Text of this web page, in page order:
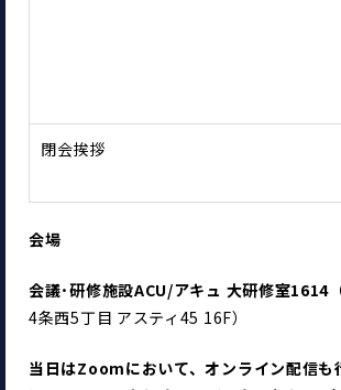
閉会挨拶
会場
会議･研修施設ACU/アキュ 大研修室1614
4条西5丁目 アスティ45 16F）
当日はZoomにおいて、オンライン配信も